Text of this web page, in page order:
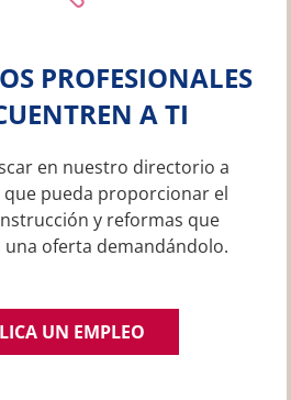
PROFESIONALES
A TI
en nuestro directorio a
pueda proporcionar el
y reformas que
una oferta demandándolo.
UN EMPLEO